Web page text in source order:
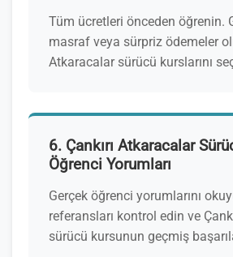
Tüm ücretleri önceden öğrenin.
masraf veya sürpriz ödemeler
Atkaracalar sürücü kurslarını
6. Çankırı Atkaracalar
Öğrenci Yorumları
Gerçek öğrenci yorumlarını
referansları kontrol edin ve
sürücü kursunun geçmiş